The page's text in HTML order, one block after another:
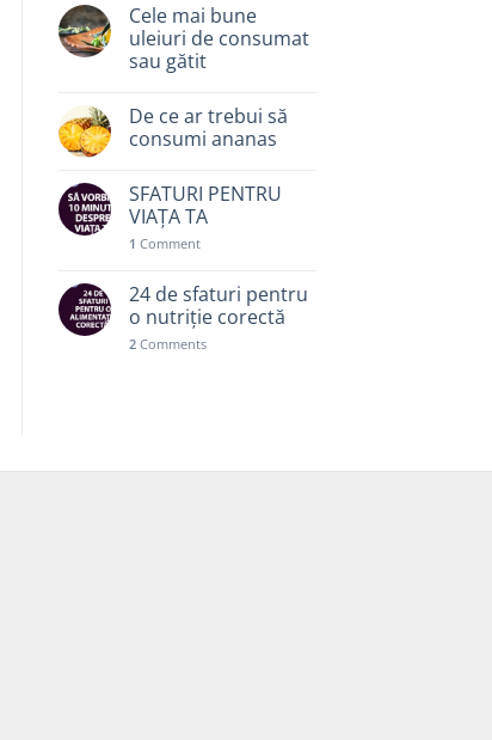
Cele mai bune
uleiuri de consumat
sau gătit
De ce ar trebui să
consumi ananas
SFATURI PENTRU
VIAȚA TA
1 Comment
24 de sfaturi pentru
o nutriție corectă
2Comments